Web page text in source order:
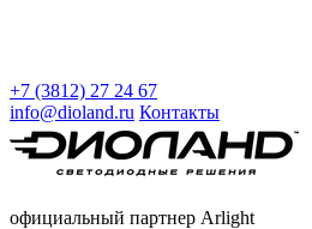
+7 (3812) 27 24 67
info@dioland.ru Контакты
официальный партнер Arlight